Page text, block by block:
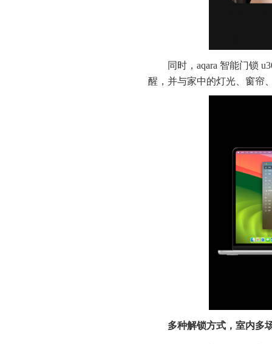
同时，aqara 智能门锁
醒，并与家中的灯光、窗帘
多种解锁方式，室内多